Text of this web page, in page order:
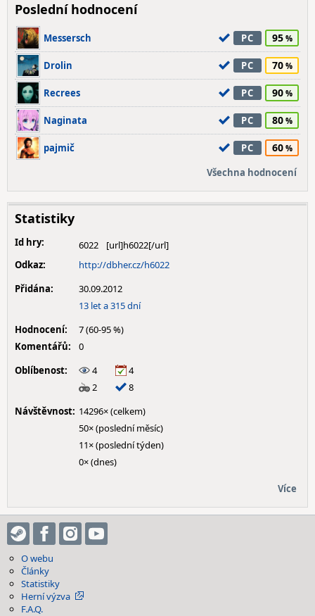
Poslední hodnocení
Messersch PC 95
Drolin PC 70
Recrees PC 90
Naginata PC 80
pajmič PC 60
Všechna hodnocení
Statistiky
Id hry:
6022
Odkaz:
http://dbher.cz/h6022
Přidána:
30.09.2012
13 let a 315 dní
Hodnocení:
7 (60-95 %)
Komentářů:
0
Oblíbenost:
4
4
2
8
Návštěvnost: 14296× (celkem)
50× (poslední měsíc)
11× (poslední týden)
0× (dnes)
Více
O webu
Články
Statistiky
Herní výzva
F.A.Q.